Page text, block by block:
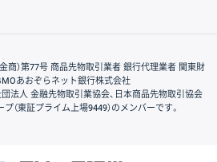
商）第77号 商品先物取引業者 銀行代理業者 関東財
あおぞらネット銀行株式会社
団法人 金融先物取引業協会、日本商品先物取引協会
（東証プライム上場9449）のメンバーです。